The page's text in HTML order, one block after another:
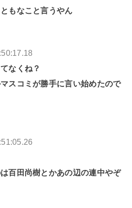
もなこと言うやん
なくね？
スコミが勝手に言い始めたので
百田尚樹とかあの辺の連中やぞ